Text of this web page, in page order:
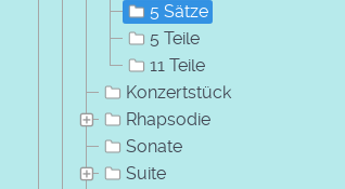
5 Sätze
5 Teile
11 Teile
Konzertstück
Rhapsodie
Sonate
Suite